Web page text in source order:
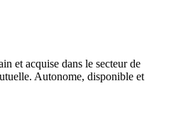
et acquise dans le secteur de
Autonome, disponible et